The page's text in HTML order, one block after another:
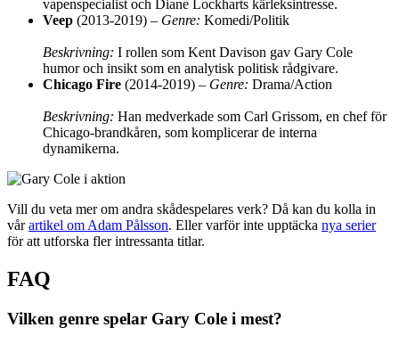
vapenspecialist och Diane Lockharts kärleksintresse.
Veep (2013-2019) – Genre: Komedi/Politik
Beskrivning: I rollen som Kent Davison gav Gary Cole
humor och insikt som en analytisk politisk rådgivare.
Chicago Fire (2014-2019) – Genre: Drama/Action
Beskrivning: Han medverkade som Carl Grissom, en chef för
Chicago-brandkåren, som komplicerar de interna
dynamikerna.
Vill du veta mer om andra skådespelares verk? Då kan du kolla in
vårartikel om Adam Pålsson. Eller varför inte upptäcka nya serier
för att utforska fler intressanta titlar.
FAQ
Vilken genre spelar Gary Cole i mest?